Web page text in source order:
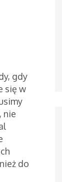
gdy
się w
nie
do